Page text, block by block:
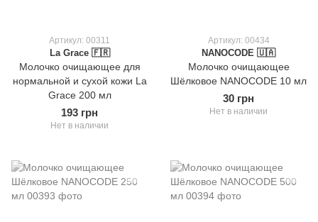
Артикул: 00311
La Grace 🇫🇷
Молочко очищающее для
нормальной и сухой кожи La
Grace 200 мл
193 грн
Нет в наличии
Артикул: 00434
NANOCODE 🇺🇦
Молочко очищающее
Шёлковое NANOCODE 10 мл
30 грн
Нет в наличии